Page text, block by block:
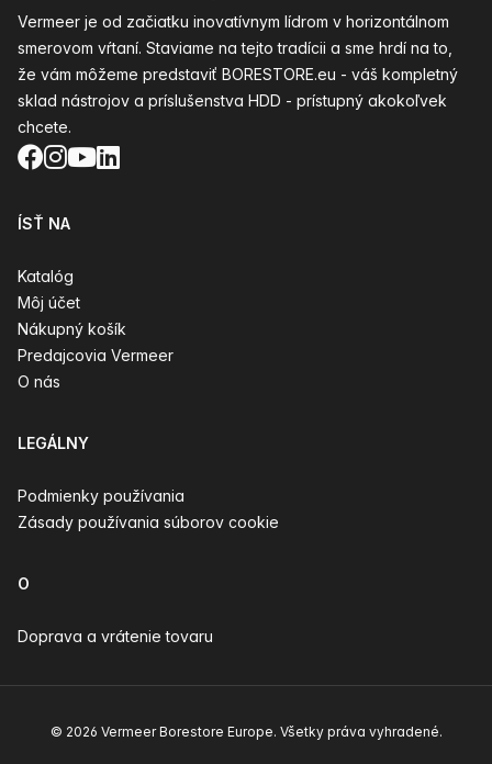
Vermeer je od začiatku inovatívnym lídrom v horizontálnom
smerovom vŕtaní. Staviame na tejto tradícii a sme hrdí na to,
že vám môžeme predstaviť BORESTORE.eu - váš kompletný
sklad nástrojov a príslušenstva HDD - prístupný akokoľvek
chcete.
Facebook
Instagram
YouTube
LinkedIn
ÍSŤ NA
Katalóg
Môj účet
Nákupný košík
Predajcovia Vermeer
O nás
LEGÁLNY
Podmienky používania
Zásady používania súborov cookie
O
Doprava a vrátenie tovaru
© 2026 Vermeer Borestore Europe. Všetky práva vyhradené.